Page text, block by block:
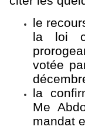
le
la loi
votée
la
Me
mandat